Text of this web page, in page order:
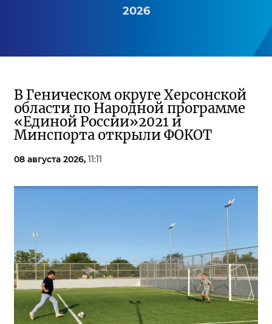
2026
В Геническом округе Херсонской
области по Народной программе
«Единой России»2021 и
Минспорта открыли ФОКОТ
08 августа 2026, 11:11